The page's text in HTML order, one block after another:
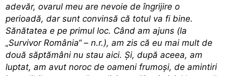
adevăr, ovarul meu are nevoie de îngrijire o
perioadă, dar sunt convinsă că totul va fi bine.
Sănătatea e pe primul loc. Când am ajuns (la
„Survivor România“ – n.r.), am zis că eu mai mult de
două săptămâni nu stau aici. Și, după aceea, am
luptat, am avut noroc de oameni frumoși, de amintiri